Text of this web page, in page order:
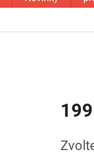
cena: